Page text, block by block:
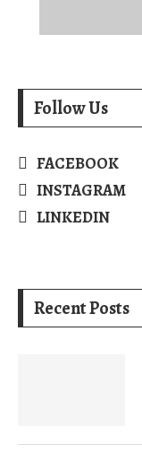
Follow Us
FACEBOOK
INSTAGRAM
LINKEDIN
Recent Posts